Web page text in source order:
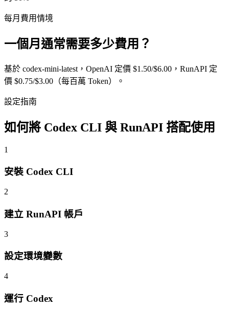
每月費用情境
一個月通常需要多少費用？
基於 codex-mini-latest，OpenAI 定價 $1.50/$6.00，RunAPI 定
價 $0.75/$3.00（每百萬 Token）。
設定指南
如何將 Codex CLI 與 RunAPI 搭配使用
1
安裝 Codex CLI
2
建立 RunAPI 帳戶
3
設定環境變數
4
運行 Codex